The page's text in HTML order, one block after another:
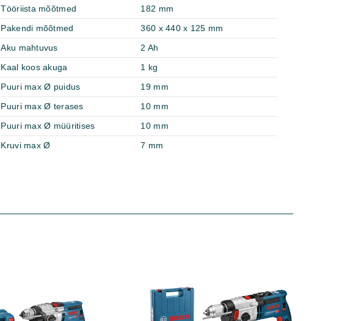
Tööriista mõõtmed
182 mm
Pakendi mõõtmed
360 x 440 x 125 mm
Aku mahtuvus
2 Ah
Kaal koos akuga
1 kg
Puuri max Ø puidus
19 mm
Puuri max Ø terases
10 mm
Puuri max Ø müüritises
10 mm
Kruvi max Ø
7 mm